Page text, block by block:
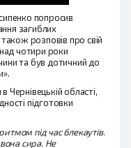
попросив
загиблих
розповів про свій
чотири роки
та був дотичний до
Чернівецькій області,
підготовки
під час блекаутів.
сира. Не